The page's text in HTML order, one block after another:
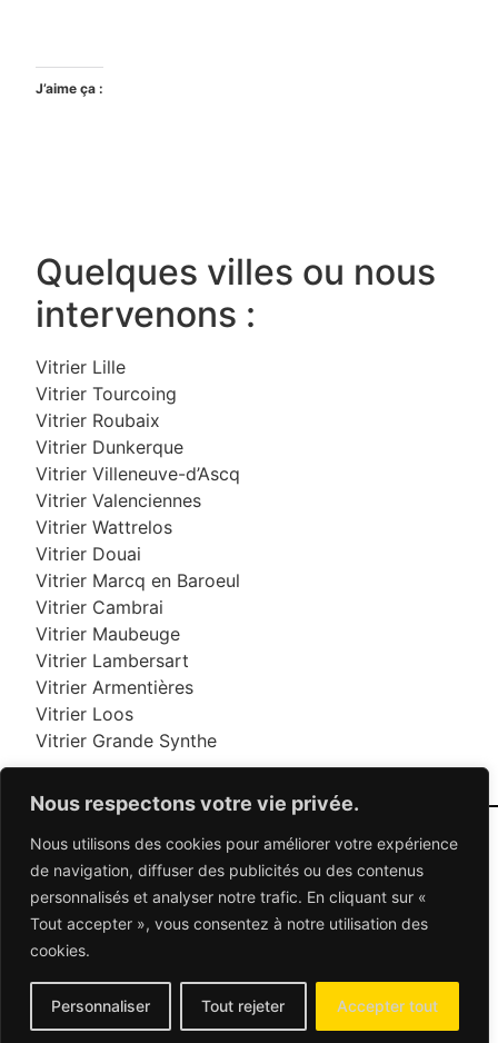
Nous respectons votre vie privée.
Nous utilisons des cookies pour améliorer votre expérience
de navigation, diffuser des publicités ou des contenus
personnalisés et analyser notre trafic. En cliquant sur «
Tout accepter », vous consentez à notre utilisation des
cookies.
Personnaliser Tout rejeter Accepter tout
J’aime ça :
Quelques villes ou nous
intervenons :
Vitrier Lille
Vitrier Tourcoing
Vitrier Roubaix
Vitrier Dunkerque
Vitrier Villeneuve-d’Ascq
Vitrier Valenciennes
Vitrier Wattrelos
Vitrier Douai
Vitrier Marcq en Baroeul
Vitrier Cambrai
Vitrier Maubeuge
Vitrier Lambersart
Vitrier Armentières
Vitrier Loos
Vitrier Grande Synthe
06 95 95 70 70
© 2026 Dépannage Vitrier - Tous droits réservés
Dépannage vitrerie en France : Des solutions
adaptées à vos besoins
Mentions Légales-Contactez-nous